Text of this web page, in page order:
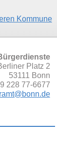
Kommune
Platz 2
53111 Bonn
228 77-6677